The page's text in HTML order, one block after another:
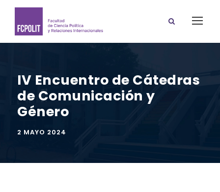
IV Encuentro de Cátedras
de Comunicación y
Género
2 MAYO 2024